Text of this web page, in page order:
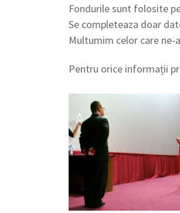
Fondurile sunt folosite
Se completeaza doar
Multumim celor care
Pentru orice informații